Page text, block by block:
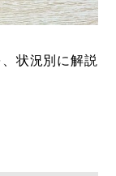
状況別に解説